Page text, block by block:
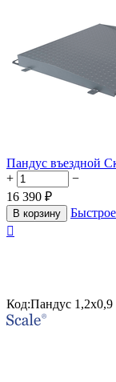
Пандус въездной
+
−
16 390 ₽
В корзину

Код:Пандус 1,2х0,9